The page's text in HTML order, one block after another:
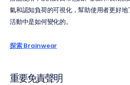
氣和認知負荷的可視化，幫助使用者更好
活動中是如何變化的。
探索 Brainwear
重要免責聲明